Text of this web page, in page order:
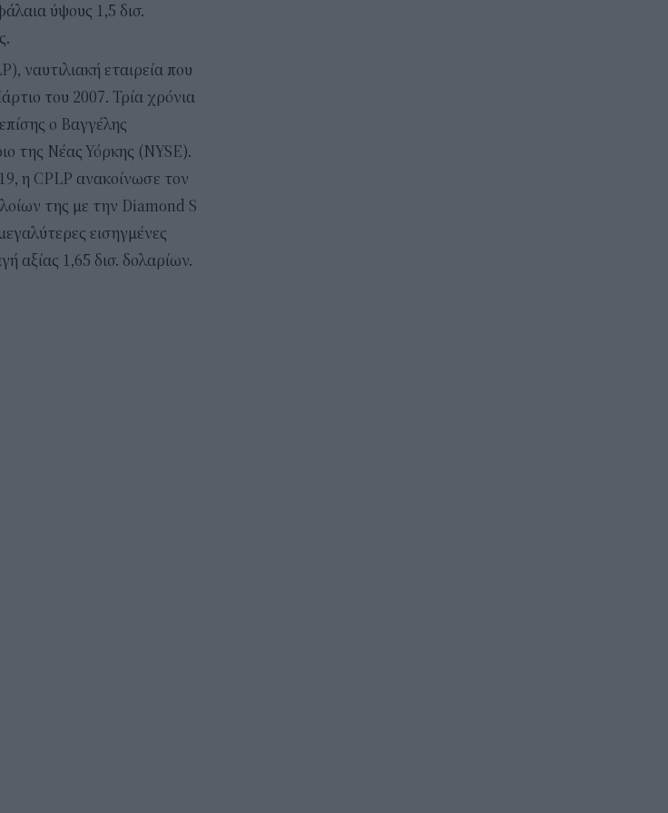
ύψους 1,5 δισ.
ναυτιλιακή εταιρεία που
του 2007. Τρία χρόνια
ο Βαγγέλης
της Νέας Υόρκης (NYSE).
η CPLP ανακοίνωσε τον
της με την Diamond S
εισηγμένες
αξίας 1,65 δισ. δολαρίων.